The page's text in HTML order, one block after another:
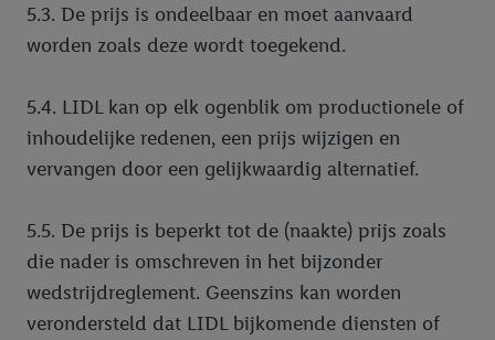
5.3. De prijs is ondeelbaar en moet aanvaard
worden zoals deze wordt toegekend.
5.4. LIDL kan op elk ogenblik om productionele of
inhoudelijke redenen, een prijs wijzigen en
vervangen door een gelijkwaardig alternatief.
5.5. De prijs is beperkt tot de (naakte) prijs zoals
die nader is omschreven in het bijzonder
wedstrijdreglement. Geenszins kan worden
verondersteld dat LIDL bijkomende diensten of